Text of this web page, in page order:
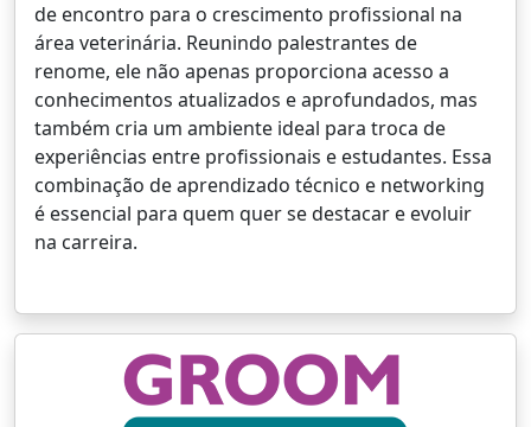
de encontro para o crescimento profissional na
área veterinária. Reunindo palestrantes de
renome, ele não apenas proporciona acesso a
conhecimentos atualizados e aprofundados, mas
também cria um ambiente ideal para troca de
experiências entre profissionais e estudantes. Essa
combinação de aprendizado técnico e networking
é essencial para quem quer se destacar e evoluir
na carreira.